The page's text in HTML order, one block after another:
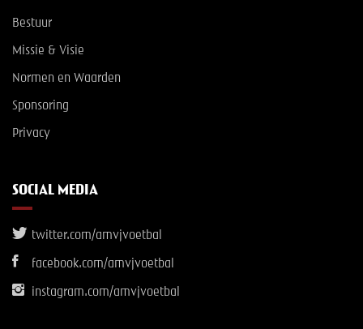
Bestuur
Missie & Visie
Normen en Waarden
Sponsoring
Privacy
SOCIAL MEDIA
twitter.com/amvjvoetbal
facebook.com/amvjvoetbal
instagram.com/amvjvoetbal